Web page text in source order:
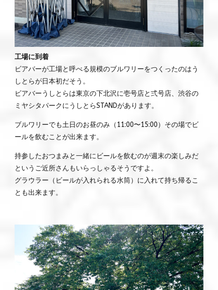
工場に到着
ビアバーが工場と呼べる規模のブルワリーをつくったのはう
しとらが日本初だそう。
ビアバーうしとらは東京の下北沢に壱号店と弍号店、渋谷の
ミヤシタパークにうしとらSTANDがあります。
ブルワリーでも土日のお昼のみ（11:00〜15:00）その場でビ
ールを飲むことが出来ます。
持参したおつまみと一緒にビールを飲むのが週末の楽しみだ
というご近所さんもいらっしゃるそうですよ。
グラウラー（ビールが入れられる水筒）に入れて持ち帰るこ
とも出来ます。